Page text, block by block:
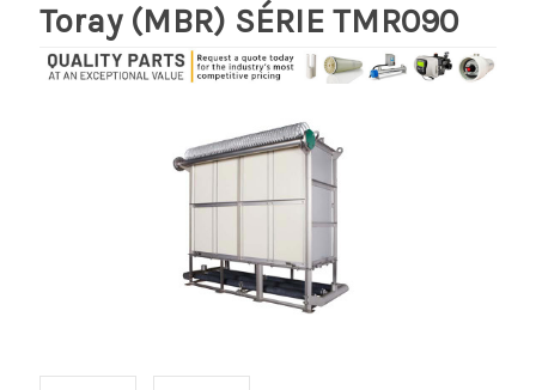
Toray (MBR) SÉRIE TMR090